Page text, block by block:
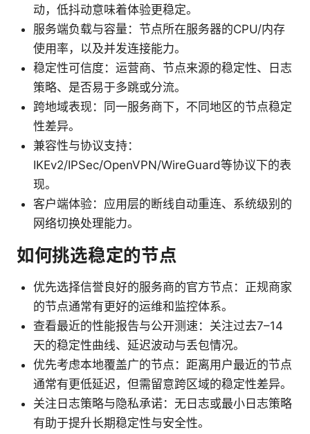
动，低抖动意味着体验更稳定。
服务端负载与容量：节点所在服务器的CPU/内存
使用率，以及并发连接能力。
稳定性可信度：运营商、节点来源的稳定性、日志
策略、是否易于多跳或分流。
跨地域表现：同一服务商下，不同地区的节点稳定
性差异。
兼容性与协议支持：
IKEv2/IPSec/OpenVPN/WireGuard等协议下的表
现。
客户端体验：应用层的断线自动重连、系统级别的
网络切换处理能力。
如何挑选稳定的节点
优先选择信誉良好的服务商的官方节点：正规商家
的节点通常有更好的运维和监控体系。
查看最近的性能报告与公开测速：关注过去7–14
天的稳定性曲线、延迟波动与丢包情况。
优先考虑本地覆盖广的节点：距离用户最近的节点
通常有更低延迟，但需留意跨区域的稳定性差异。
关注日志策略与隐私承诺：无日志或最小日志策略
有助于提升长期稳定性与安全性。